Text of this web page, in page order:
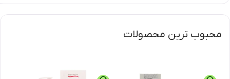
محبوب ترین محصولات